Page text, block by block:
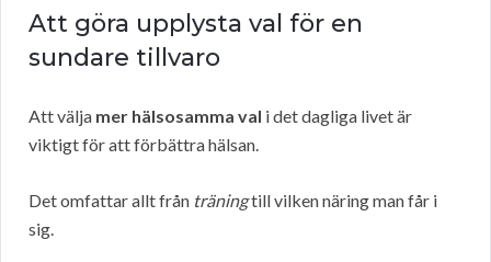
Att göra upplysta val för en
sundare tillvaro
Att välja mer hälsosamma val i det dagliga livet är
viktigt för att förbättra hälsan.
Det omfattar allt från träningtill vilken näring man får i
sig.